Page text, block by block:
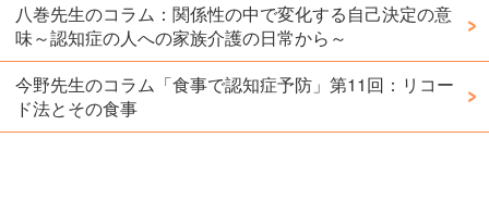
八巻先生のコラム：関係性の中で変化する自己決定の意
味～認知症の人への家族介護の日常から～
今野先生のコラム「食事で認知症予防」第11回：リコー
ド法とその食事